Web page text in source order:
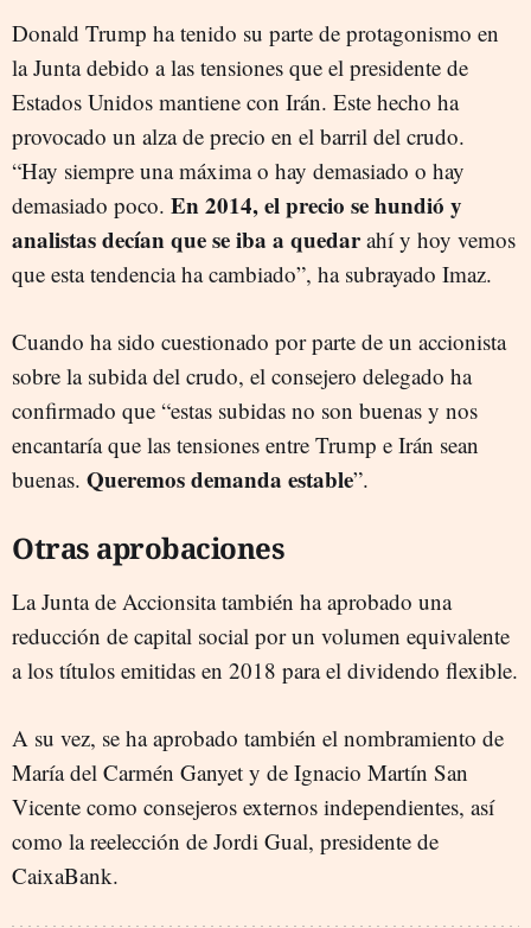
Donald Trump ha tenido su parte de protagonismo en
la Junta debido a las tensiones que el presidente de
Estados Unidos mantiene con Irán. Este hecho ha
provocado un alza de precio en el barril del crudo.
“Hay siempre una máxima o hay demasiado o hay
demasiado poco. En 2014, el precio se hundió y
analistas decían que se iba a quedarahí y hoy vemos
que esta tendencia ha cambiado”, ha subrayado Imaz.
Cuando ha sido cuestionado por parte de un accionista
sobre la subida del crudo, el consejero delegado ha
confirmado que “estas subidas no son buenas y nos
encantaría que las tensiones entre Trump e Irán sean
buenas. Queremos demanda estable”.
Otras aprobaciones
La Junta de Accionsita también ha aprobado una
reducción de capital social por un volumen equivalente
a los títulos emitidas en 2018 para el dividendo flexible.
A su vez, se ha aprobado también el nombramiento de
María del Carmén Ganyet y de Ignacio Martín San
Vicente como consejeros externos independientes, así
como la reelección de Jordi Gual, presidente de
CaixaBank.